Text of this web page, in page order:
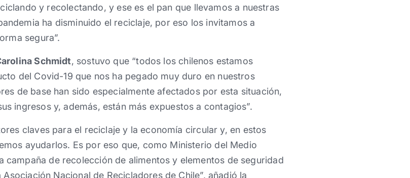
y recolectando, y ese es el pan que llevamos a nuestras
ha disminuido el reciclaje, por eso los invitamos a
segura”.
Schmidt, sostuvo que “todos los chilenos estamos
del Covid-19 que nos ha pegado muy duro en nuestros
de base han sido especialmente afectados por esta situación,
ingresos y, además, están más expuestos a contagios”.
claves para el reciclaje y la economía circular y, en estos
ayudarlos. Es por eso que, como Ministerio del Medio
campaña de recolección de alimentos y elementos de seguridad
Nacional de Recicladores de Chile”, añadió la